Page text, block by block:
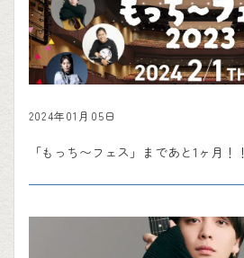
2024年01月05日
「もっち〜フェス」まであと1ヶ月！！